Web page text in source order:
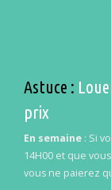
Astuce :
prix
En semaine : Si
14H00 et que
vous ne paierez